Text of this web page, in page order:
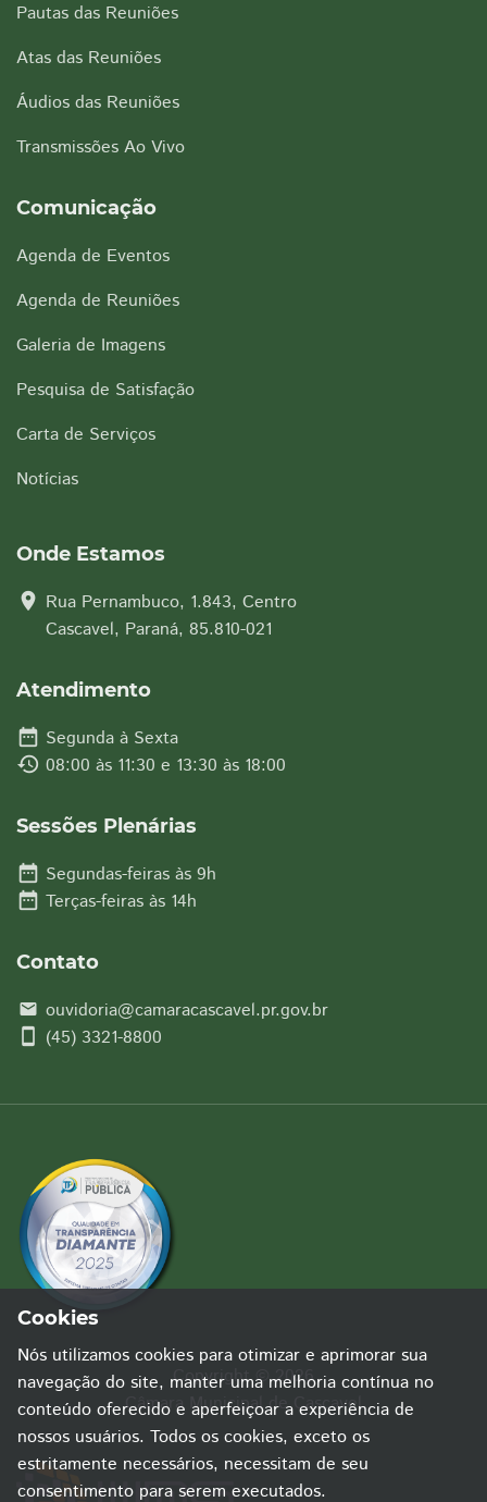
Pautas das Reuniões
Atas das Reuniões
Áudios das Reuniões
Transmissões Ao Vivo
Comunicação
Agenda de Eventos
Agenda de Reuniões
Galeria de Imagens
Pesquisa de Satisfação
Carta de Serviços
Notícias
Onde Estamos
location_on Rua Pernambuco, 1.843, Centro
Cascavel, Paraná, 85.810-021
Atendimento
date_range Segunda à Sexta
history 08:00 às 11:30 e 13:30 às 18:00
Sessões Plenárias
date_range Segundas-feiras às 9h
date_range Terças-feiras às 14h
Contato
email ouvidoria@camaracascavel.pr.gov.br
smartphone (45) 3321-8800
Copyright © 2026
Câmara Municipal de Cascavel
Cookies
Nós utilizamos cookies para otimizar e aprimorar sua
navegação do site, manter uma melhoria contínua no
conteúdo oferecido e aperfeiçoar a experiência de
nossos usuários. Todos os cookies, exceto os
estritamente necessários, necessitam de seu
consentimento para serem executados.